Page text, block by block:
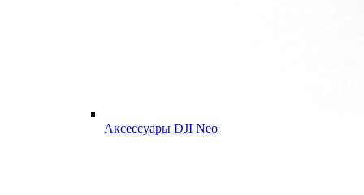
Аксессуары DJI Neo